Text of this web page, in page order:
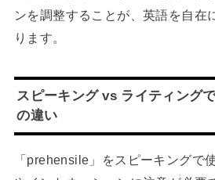
ンを調整することが、英語を自在
ります。
スピーキング vs ライティング
の違い
「prehensile」をスピーキングで